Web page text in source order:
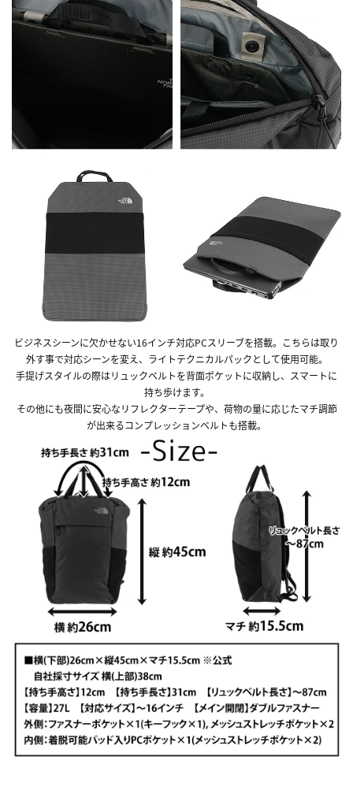
ビジネスシーンに欠かせない16インチ対応PCスリーブを搭載。こちらは取り
外す事で対応シーンを変え、ライトテクニカルパックとして使用可能。
手提げスタイルの際はリュックベルトを背面ポケットに収納し、スマートに
持ち歩けます。
その他にも夜間に安心なリフレクターテープや、荷物の量に応じたマチ調節
が出来るコンプレッションベルトも搭載。